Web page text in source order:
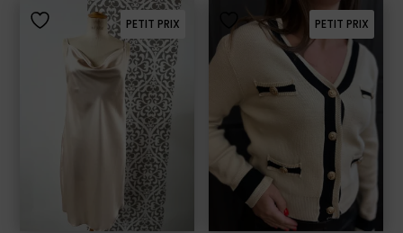
PETIT PRIX PETIT PRIX